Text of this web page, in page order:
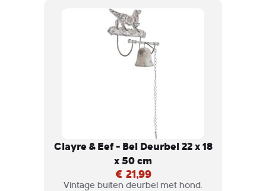
Clayre & Eef - Bel Deurbel 22 x 18
x 50 cm
€ 21,99
Vintage buiten deurbel met hond.